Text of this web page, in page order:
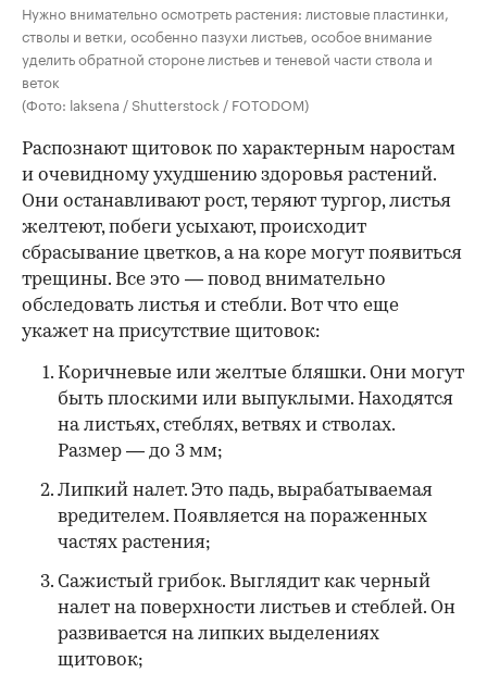
Нужно внимательно осмотреть растения: листовые пластинки,
стволы и ветки, особенно пазухи листьев, особое внимание
уделить обратной стороне листьев и теневой части ствола и
веток
(Фото: laksena / Shutterstock / FOTODOM)
Распознают щитовок по характерным наростам
и очевидному ухудшению здоровья растений.
Они останавливают рост, теряют тургор, листья
желтеют, побеги усыхают, происходит
сбрасывание цветков, а на коре могут появиться
трещины. Все это — повод внимательно
обследовать листья и стебли. Вот что еще
укажет на присутствие щитовок:
Коричневые или желтые бляшки. Они могут
быть плоскими или выпуклыми. Находятся
на листьях, стеблях, ветвях и стволах.
Размер — до 3 мм;
Липкий налет. Это падь, вырабатываемая
вредителем. Появляется на пораженных
частях растения;
Сажистый грибок. Выглядит как черный
налет на поверхности листьев и стеблей. Он
развивается на липких выделениях
щитовок;